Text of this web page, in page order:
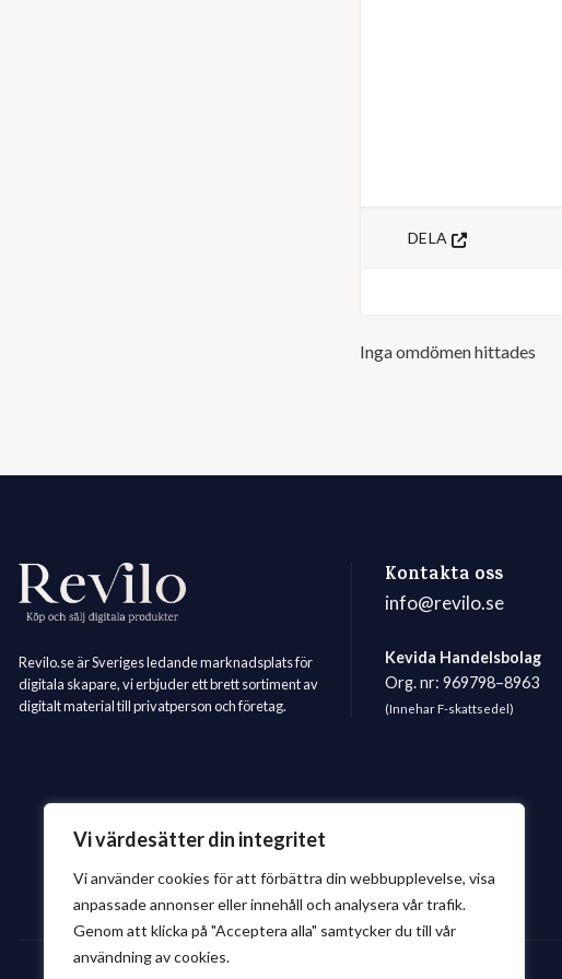
Vi värdesätter din integritet
Vi använder cookies för att förbättra din webbupplevelse, visa
anpassade annonser eller innehåll och analysera vår trafik.
Genom att klicka på "Acceptera alla" samtycker du till vår
användning av cookies.
DELA
Inga omdömen hittades
Revilo.se är Sveriges ledande marknadsplats för
digitala skapare, vi erbjuder ett brett sortiment av
digitalt material till privatperson och företag.
Kontakta oss
info@revilo.se
Kevida Handelsbolag
Org. nr: 969798–8963
(Innehar F-skattsedel)